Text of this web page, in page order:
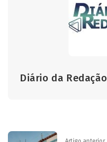
Diário da Redação